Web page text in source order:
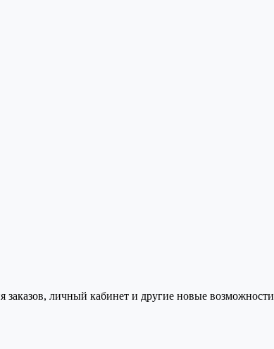
заказов, личный кабинет и другие новые возможности